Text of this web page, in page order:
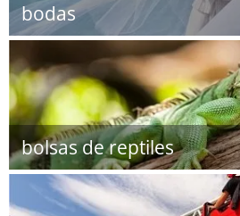
bodas
bolsas de reptiles